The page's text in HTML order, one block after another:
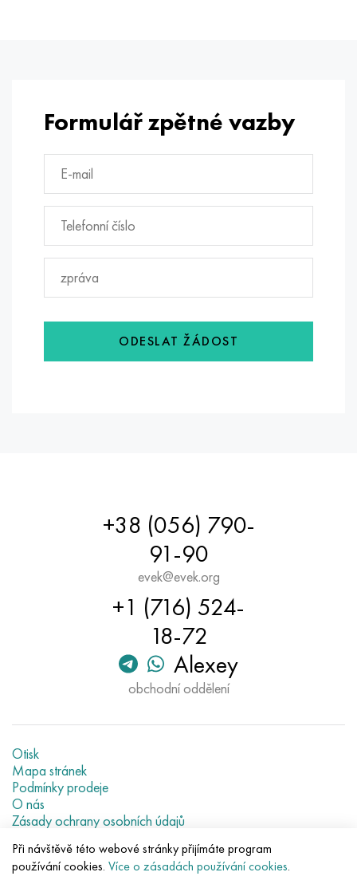
Formulář zpětné vazby
ODESLAT ŽÁDOST
+38 (056) 790-
91-90
evek@evek.org
+1 (716) 524-
18-72
Alexey
obchodní oddělení
Otisk
Mapa stránek
Podmínky prodeje
O nás
Zásady ochrany osobních údajů
© 2007–2026 «Evek GmbH»
Při návštěvě této webové stránky přijímáte program
používání cookies. Více o zásadách používání cookies.